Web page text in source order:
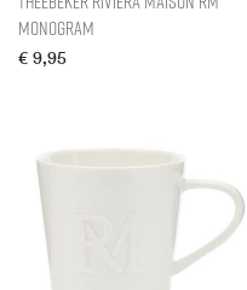
Monogram
€ 9,95